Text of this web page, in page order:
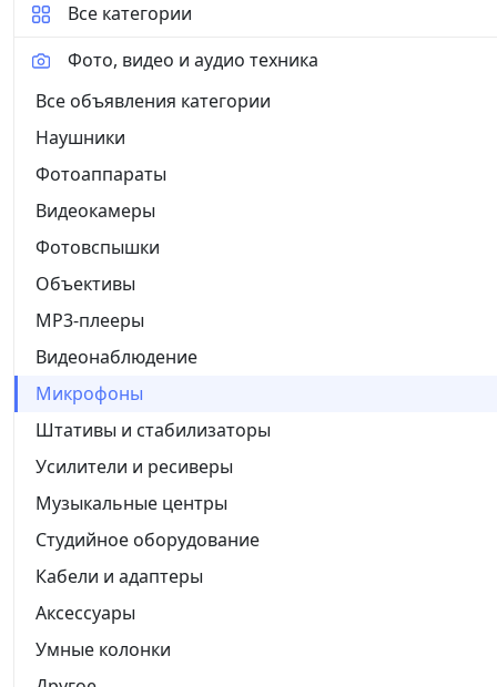
Все категории
Фото, видео и аудио техника
Все объявления категории
Наушники
Фотоаппараты
Видеокамеры
Фотовспышки
Объективы
MP3-плееры
Видеонаблюдение
Микрофоны
Штативы и стабилизаторы
Усилители и ресиверы
Музыкальные центры
Студийное оборудование
Кабели и адаптеры
Аксессуары
Умные колонки